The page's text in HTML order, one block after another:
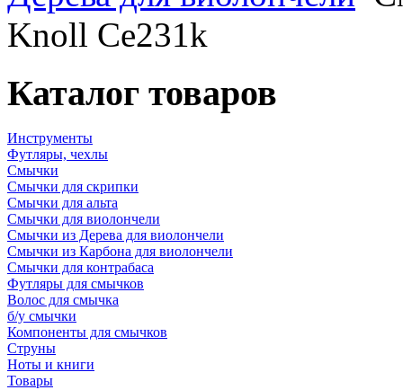
Knoll Ce231k
Каталог товаров
Инструменты
Футляры, чехлы
Смычки
Смычки для скрипки
Смычки для альта
Смычки для виолончели
Смычки из Дерева для виолончели
Смычки из Карбона для виолончели
Смычки для контрабаса
Футляры для смычков
Волос для смычка
б/у смычки
Компоненты для смычков
Струны
Ноты и книги
Товары